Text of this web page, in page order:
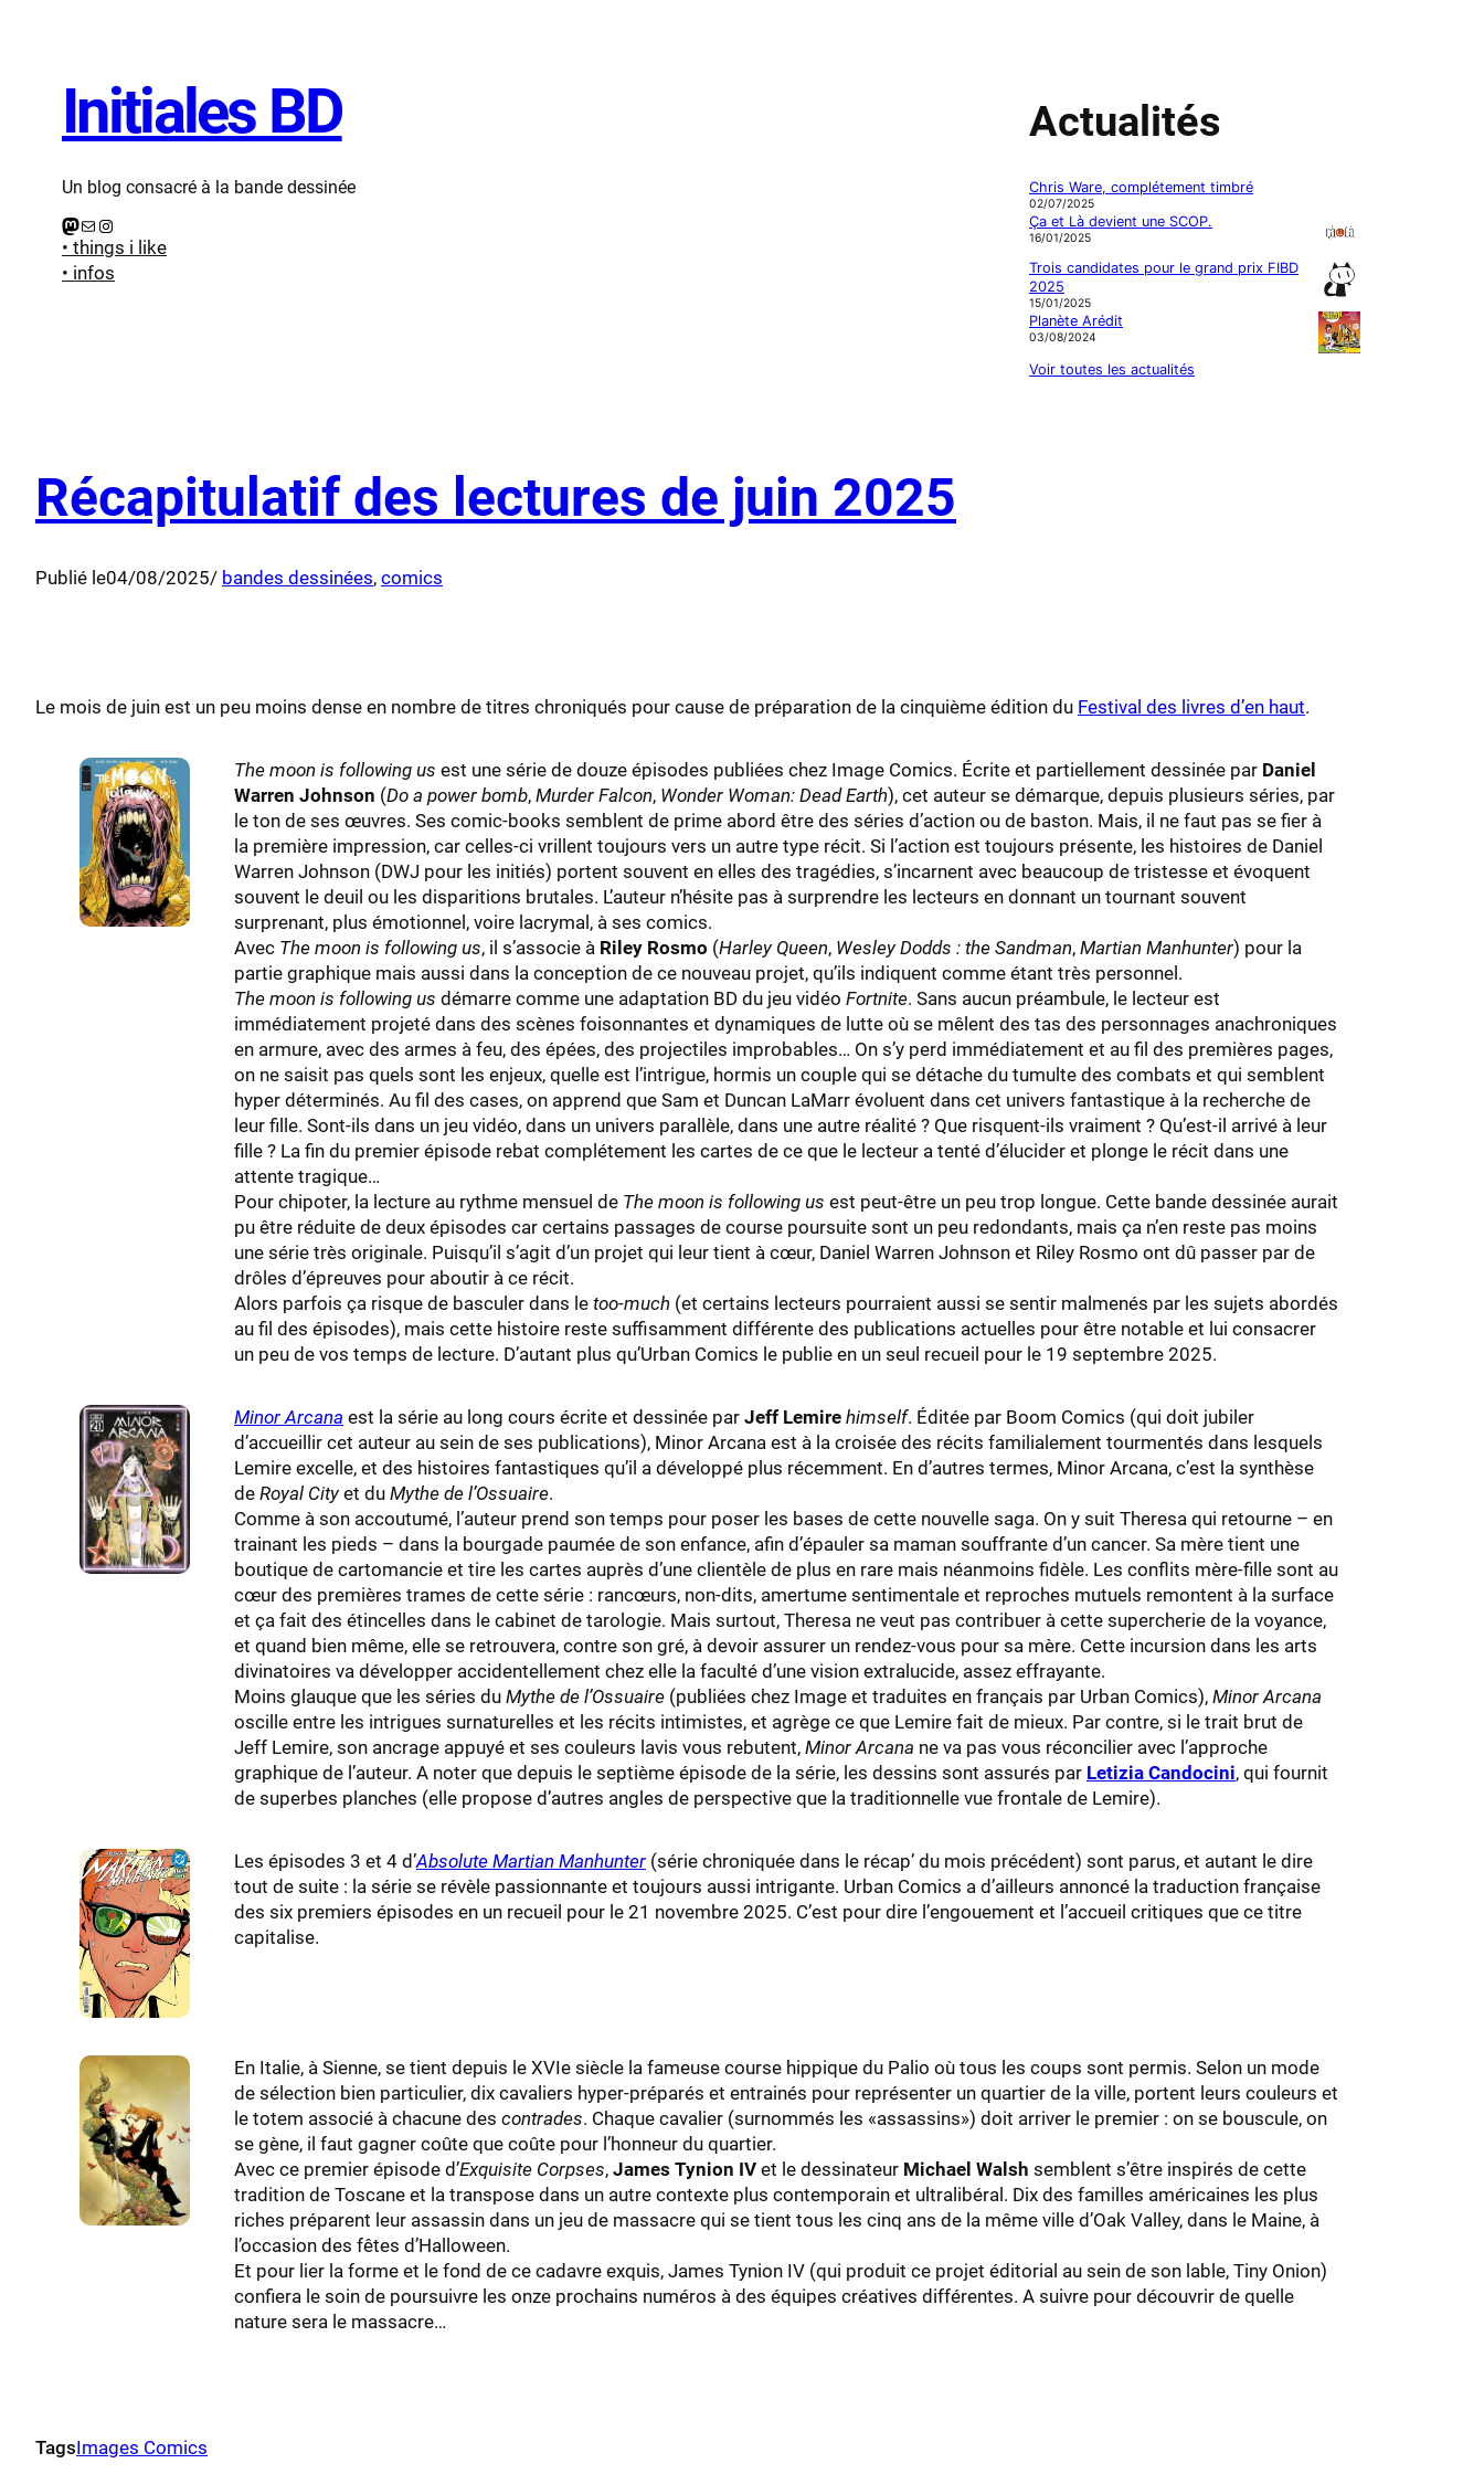
Initiales BD
Un blog consacré à la bande dessinée
Mastodon E-mail Instagram
• things i like
• infos
Actualités
Chris Ware, complétement timbré
02/07/2025
Ça et Là devient une SCOP.
16/01/2025
Trois candidates pour le grand prix FIBD
2025
15/01/2025
Planète Arédit
03/08/2024
Voir toutes les actualités
Récapitulatif des lectures de juin 2025
Publié le04/08/2025/ bandes dessinées, comics
Le mois de juin est un peu moins dense en nombre de titres chroniqués pour cause de préparation de la cinquième édition du Festival des livres d’en haut.
The moon is following us est une série de douze épisodes publiées chez Image Comics. Écrite et partiellement dessinée par Daniel
Warren Johnson (Do a power bomb, Murder Falcon, Wonder Woman: Dead Earth), cet auteur se démarque, depuis plusieurs séries, par
le ton de ses œuvres. Ses comic-books semblent de prime abord être des séries d’action ou de baston. Mais, il ne faut pas se fier à
la première impression, car celles-ci vrillent toujours vers un autre type récit. Si l’action est toujours présente, les histoires de Daniel
Warren Johnson (DWJ pour les initiés) portent souvent en elles des tragédies, s’incarnent avec beaucoup de tristesse et évoquent
souvent le deuil ou les disparitions brutales. L’auteur n’hésite pas à surprendre les lecteurs en donnant un tournant souvent
surprenant, plus émotionnel, voire lacrymal, à ses comics.
Avec The moon is following us, il s’associe à Riley Rosmo (Harley Queen, Wesley Dodds : the Sandman, Martian Manhunter) pour la
partie graphique mais aussi dans la conception de ce nouveau projet, qu’ils indiquent comme étant très personnel.
The moon is following us démarre comme une adaptation BD du jeu vidéo Fortnite. Sans aucun préambule, le lecteur est
immédiatement projeté dans des scènes foisonnantes et dynamiques de lutte où se mêlent des tas des personnages anachroniques
en armure, avec des armes à feu, des épées, des projectiles improbables… On s’y perd immédiatement et au fil des premières pages,
on ne saisit pas quels sont les enjeux, quelle est l’intrigue, hormis un couple qui se détache du tumulte des combats et qui semblent
hyper déterminés. Au fil des cases, on apprend que Sam et Duncan LaMarr évoluent dans cet univers fantastique à la recherche de
leur fille. Sont-ils dans un jeu vidéo, dans un univers parallèle, dans une autre réalité ? Que risquent-ils vraiment ? Qu’est-il arrivé à leur
fille ? La fin du premier épisode rebat complétement les cartes de ce que le lecteur a tenté d’élucider et plonge le récit dans une
attente tragique…
Pour chipoter, la lecture au rythme mensuel de The moon is following us est peut-être un peu trop longue. Cette bande dessinée aurait
pu être réduite de deux épisodes car certains passages de course poursuite sont un peu redondants, mais ça n’en reste pas moins
une série très originale. Puisqu’il s’agit d’un projet qui leur tient à cœur, Daniel Warren Johnson et Riley Rosmo ont dû passer par de
drôles d’épreuves pour aboutir à ce récit.
Alors parfois ça risque de basculer dans le too-much (et certains lecteurs pourraient aussi se sentir malmenés par les sujets abordés
au fil des épisodes), mais cette histoire reste suffisamment différente des publications actuelles pour être notable et lui consacrer
un peu de vos temps de lecture. D’autant plus qu’Urban Comics le publie en un seul recueil pour le 19 septembre 2025.
Minor Arcana est la série au long cours écrite et dessinée par Jeff Lemire himself. Éditée par Boom Comics (qui doit jubiler
d’accueillir cet auteur au sein de ses publications), Minor Arcana est à la croisée des récits familialement tourmentés dans lesquels
Lemire excelle, et des histoires fantastiques qu’il a développé plus récemment. En d’autres termes, Minor Arcana, c’est la synthèse
de Royal Cityet du Mythe de l’Ossuaire.
Comme à son accoutumé, l’auteur prend son temps pour poser les bases de cette nouvelle saga. On y suit Theresa qui retourne – en
trainant les pieds – dans la bourgade paumée de son enfance, afin d’épauler sa maman souffrante d’un cancer. Sa mère tient une
boutique de cartomancie et tire les cartes auprès d’une clientèle de plus en rare mais néanmoins fidèle. Les conflits mère-fille sont au
cœur des premières trames de cette série : rancœurs, non-dits, amertume sentimentale et reproches mutuels remontent à la surface
et ça fait des étincelles dans le cabinet de tarologie. Mais surtout, Theresa ne veut pas contribuer à cette supercherie de la voyance,
et quand bien même, elle se retrouvera, contre son gré, à devoir assurer un rendez-vous pour sa mère. Cette incursion dans les arts
divinatoires va développer accidentellement chez elle la faculté d’une vision extralucide, assez effrayante.
Moins glauque que les séries du Mythe de l’Ossuaire (publiées chez Image et traduites en français par Urban Comics), Minor Arcana
oscille entre les intrigues surnaturelles et les récits intimistes, et agrège ce que Lemire fait de mieux. Par contre, si le trait brut de
Jeff Lemire, son ancrage appuyé et ses couleurs lavis vous rebutent, Minor Arcana ne va pas vous réconcilier avec l’approche
graphique de l’auteur. A noter que depuis le septième épisode de la série, les dessins sont assurés par Letizia Candocini, qui fournit
de superbes planches (elle propose d’autres angles de perspective que la traditionnelle vue frontale de Lemire).
Les épisodes 3 et 4 d’Absolute Martian Manhunter (série chroniquée dans le récap’ du mois précédent) sont parus, et autant le dire
tout de suite : la série se révèle passionnante et toujours aussi intrigante. Urban Comics a d’ailleurs annoncé la traduction française
des six premiers épisodes en un recueil pour le 21 novembre 2025. C’est pour dire l’engouement et l’accueil critiques que ce titre
capitalise.
En Italie, à Sienne, se tient depuis le XVIe siècle la fameuse course hippique du Palio où tous les coups sont permis. Selon un mode
de sélection bien particulier, dix cavaliers hyper-préparés et entrainés pour représenter un quartier de la ville, portent leurs couleurs et
le totem associé à chacune des contrades. Chaque cavalier (surnommés les «assassins») doit arriver le premier : on se bouscule, on
se gène, il faut gagner coûte que coûte pour l’honneur du quartier.
Avec ce premier épisode d’Exquisite Corpses, James Tynion IV et le dessinateur Michael Walsh semblent s’être inspirés de cette
tradition de Toscane et la transpose dans un autre contexte plus contemporain et ultralibéral. Dix des familles américaines les plus
riches préparent leur assassin dans un jeu de massacre qui se tient tous les cinq ans de la même ville d’Oak Valley, dans le Maine, à
l’occasion des fêtes d’Halloween.
Et pour lier la forme et le fond de ce cadavre exquis, James Tynion IV (qui produit ce projet éditorial au sein de son lable, Tiny Onion)
confiera le soin de poursuivre les onze prochains numéros à des équipes créatives différentes. A suivre pour découvrir de quelle
nature sera le massacre…
TagsImages Comics